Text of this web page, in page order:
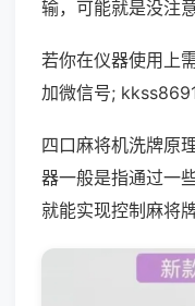
输，可能就是没注
若你在仪器使用上
加微信号;
四口麻将机洗牌原
器一般是指通过一
就能实现控制麻将